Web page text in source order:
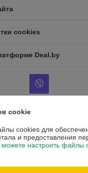
cookies
Deal.by
"Торговый Дом Галина"
Солигорский р-н, г.п.
ЕГР: 690614992
cookie
cookies для
и предоставления
настроить файлы